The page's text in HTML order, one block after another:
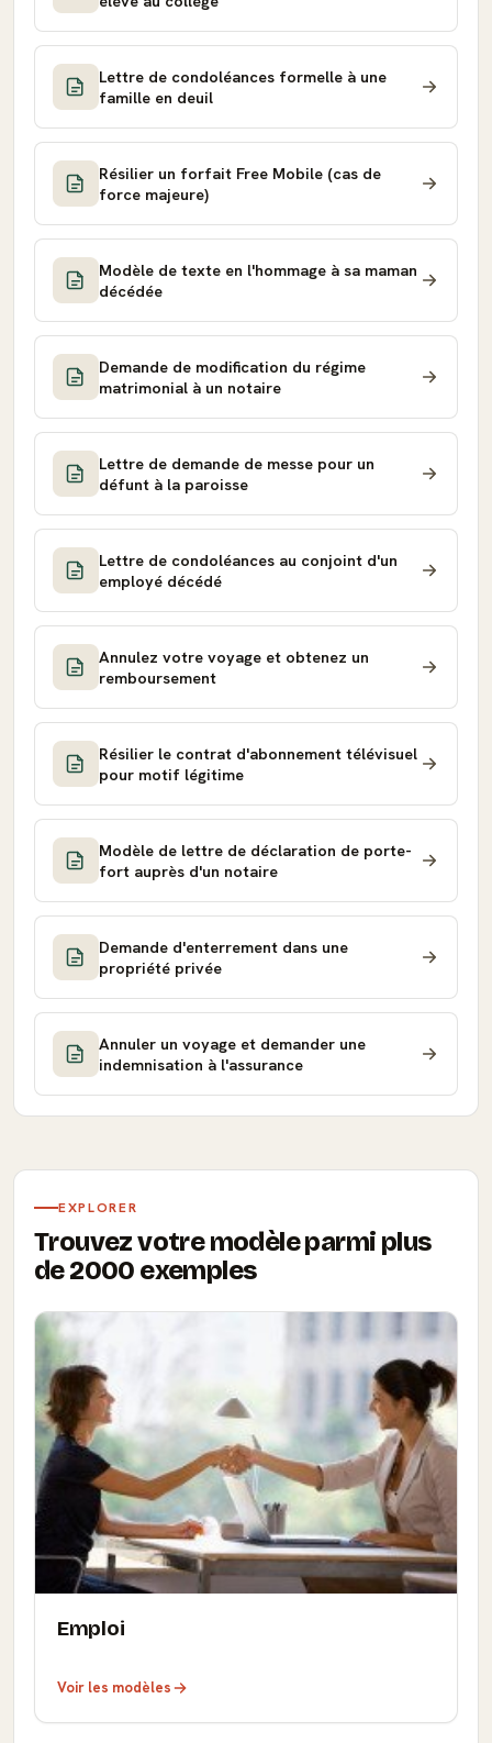
Lettre de condoléances formelle à une
famille en deuil
Résilier un forfait Free Mobile (cas de
force majeure)
Modèle de texte en l'hommage à sa maman
décédée
Demande de modification du régime
matrimonial à un notaire
Lettre de demande de messe pour un
défunt à la paroisse
Lettre de condoléances au conjoint d'un
employé décédé
Annulez votre voyage et obtenez un
remboursement
Résilier le contrat d'abonnement télévisuel
pour motif légitime
Modèle de lettre de déclaration de porte-
fort auprès d'un notaire
Demande d'enterrement dans une
propriété privée
Annuler un voyage et demander une
indemnisation à l'assurance
EXPLORER
Trouvez votre modèle parmi plus
de 2000 exemples
Emploi
Voir les modèles